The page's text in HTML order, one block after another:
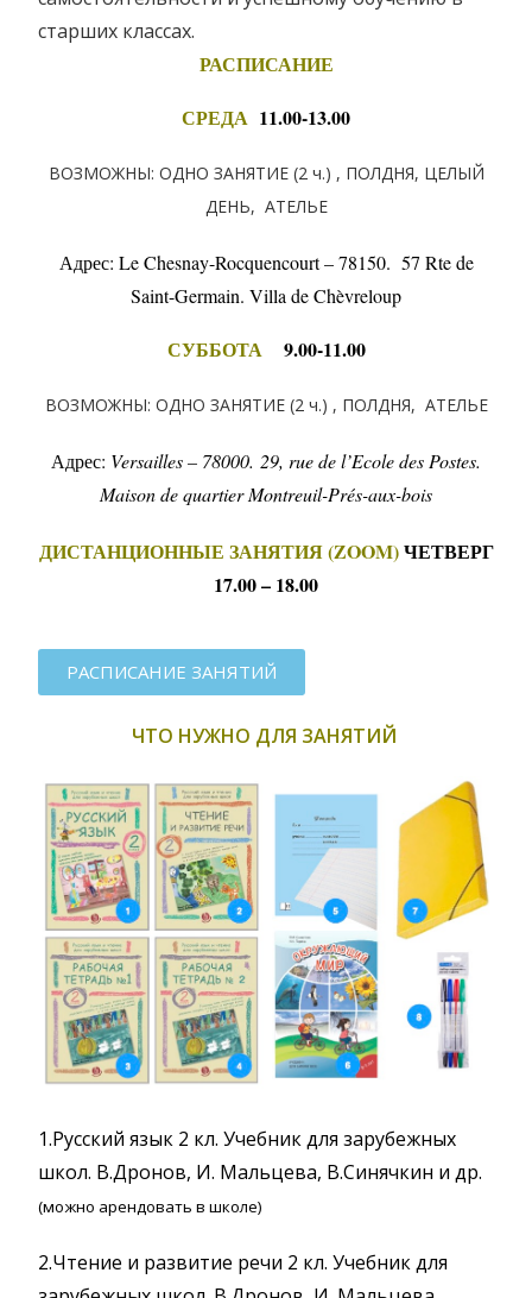
старших классах.
РАСПИСАНИЕ
СРЕДА 11.00-13.00
ВОЗМОЖНЫ: ОДНО ЗАНЯТИЕ (2 ч.) , ПОЛДНЯ, ЦЕЛЫЙ
ДЕНЬ, АТЕЛЬЕ
Адрес: Le Chesnay-Rocquencourt – 78150. 57 Rte de
Saint-Germain. Villa de Chèvreloup
СУББОТА9.00-11.00
ВОЗМОЖНЫ: ОДНО ЗАНЯТИЕ (2 ч.) , ПОЛДНЯ, АТЕЛЬЕ
Адрес: Versailles – 78000. 29, rue de l’Ecole des Postes.
Maison de quartier Montreuil-Prés-aux-bois
ДИСТАНЦИОННЫЕ ЗАНЯТИЯ (ZOOM)ЧЕТВЕРГ
17.00 – 18.00
РАСПИСАНИЕ ЗАНЯТИЙ
ЧТО НУЖНО ДЛЯ ЗАНЯТИЙ
1.Русский язык 2 кл. Учебник для зарубежных
школ. В.Дронов, И. Мальцева, В.Синячкин и др.
(можно арендовать в школе)
2.Чтение и развитие речи 2 кл. Учебник для